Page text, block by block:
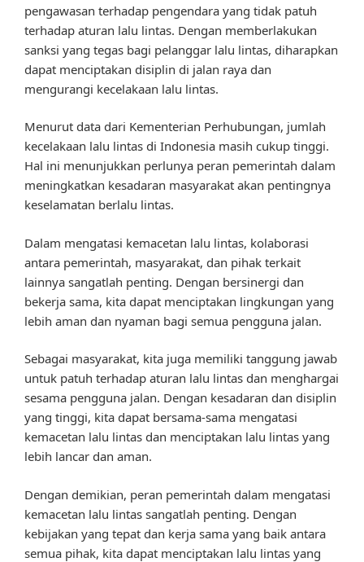
pengawasan terhadap pengendara yang tidak patuh
terhadap aturan lalu lintas. Dengan memberlakukan
sanksi yang tegas bagi pelanggar lalu lintas, diharapkan
dapat menciptakan disiplin di jalan raya dan
mengurangi kecelakaan lalu lintas.
Menurut data dari Kementerian Perhubungan, jumlah
kecelakaan lalu lintas di Indonesia masih cukup tinggi.
Hal ini menunjukkan perlunya peran pemerintah dalam
meningkatkan kesadaran masyarakat akan pentingnya
keselamatan berlalu lintas.
Dalam mengatasi kemacetan lalu lintas, kolaborasi
antara pemerintah, masyarakat, dan pihak terkait
lainnya sangatlah penting. Dengan bersinergi dan
bekerja sama, kita dapat menciptakan lingkungan yang
lebih aman dan nyaman bagi semua pengguna jalan.
Sebagai masyarakat, kita juga memiliki tanggung jawab
untuk patuh terhadap aturan lalu lintas dan menghargai
sesama pengguna jalan. Dengan kesadaran dan disiplin
yang tinggi, kita dapat bersama-sama mengatasi
kemacetan lalu lintas dan menciptakan lalu lintas yang
lebih lancar dan aman.
Dengan demikian, peran pemerintah dalam mengatasi
kemacetan lalu lintas sangatlah penting. Dengan
kebijakan yang tepat dan kerja sama yang baik antara
semua pihak, kita dapat menciptakan lalu lintas yang